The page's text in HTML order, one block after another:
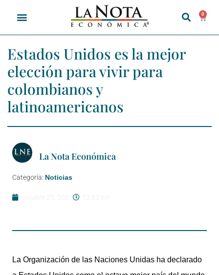
0
Estados Unidos es la mejor
elección para vivir para
colombianos y
latinoamericanos
La Nota Económica
Categoría: Noticias
La Organización de las Naciones Unidas ha declarado